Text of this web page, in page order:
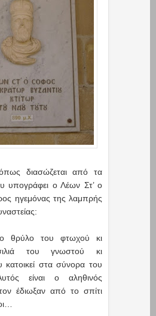
διασώζεται από τα
υπογράφει ο Λέων Στ’ ο
ηγεμόνας της λαμπρής
θρύλο του φτωχού κι
του γνωστού κι
στα σύνορα του
είναι ο αληθινός
έδιωξαν από το σπίτι